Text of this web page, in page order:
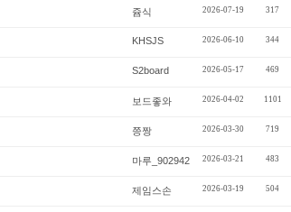
쥼식 2026-07-19 317
KHSJS 2026-06-10 344
S2board 2026-05-17 469
보드좋와 2026-04-02 1101
쯩짱 2026-03-30 719
마루_902942 2026-03-21 483
제임스손 2026-03-19 504